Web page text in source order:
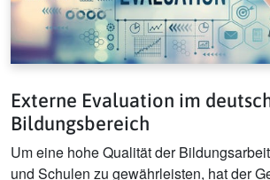
Externe Evaluation im
Bildungsbereich
Um eine hohe Qualität der
und Schulen zu gewährleisten, hat der